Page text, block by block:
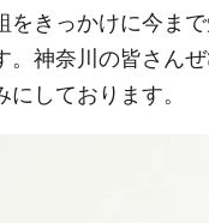
をきっかけに今ま
。神奈川の皆さん
しております。